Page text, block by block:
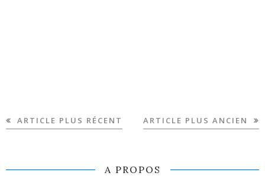
ARTICLE PLUS RÉCENT ARTICLE PLUS ANCIEN
A PROPOS